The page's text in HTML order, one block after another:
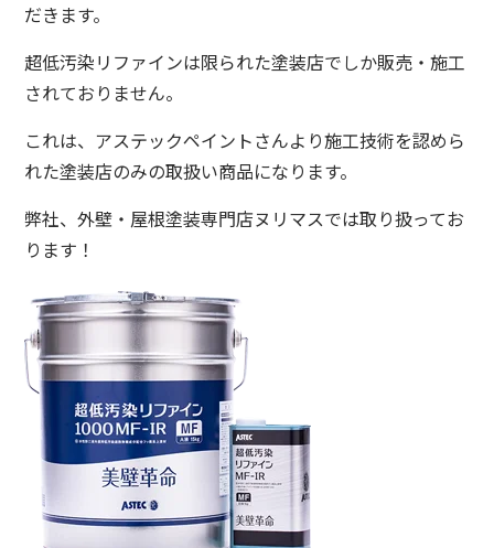
だきます。
超低汚染リファインは限られた塗装店でしか販売・施工
されておりません。
これは、アステックペイントさんより施工技術を認めら
れた塗装店のみの取扱い商品になります。
弊社、外壁・屋根塗装専門店ヌリマスでは取り扱ってお
ります！